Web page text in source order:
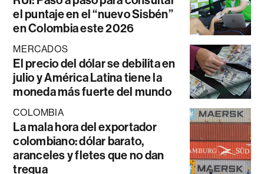
el puntaje en el “nuevo Sisbén”
en Colombia este 2026
MERCADOS
El precio del dólar se debilita en
julio y América Latina tiene la
moneda más fuerte del mundo
COLOMBIA
La mala hora del exportador
colombiano: dólar barato,
aranceles y fletes que no dan
tregua